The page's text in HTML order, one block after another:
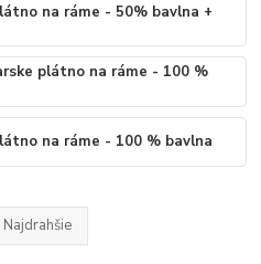
na ráme - 50% bavlna +
plátno na ráme - 100 %
na ráme - 100 % bavlna
Najdrahšie